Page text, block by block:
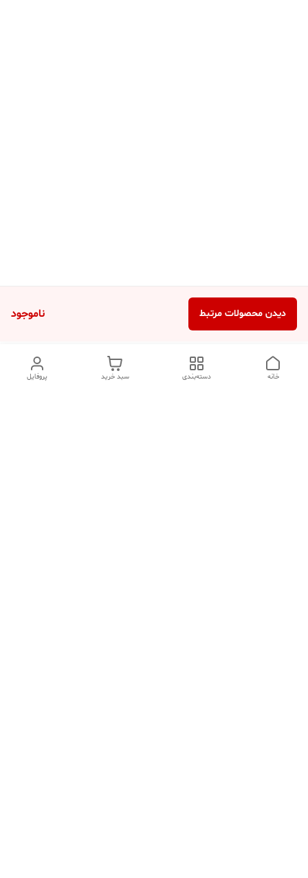
ناموجود دیدن محصولات مرتبط
پروفایل سبد خرید دسته‌بندی خانه